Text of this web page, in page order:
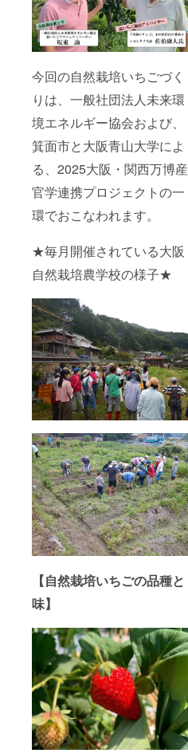
今回の自然栽培いちごづく
りは、一般社団法人未来環
境エネルギー協会および、
箕面市と大阪青山大学によ
る、2025大阪・関西万博産
官学連携プロジェクトの一
環でおこなわれます。
★毎月開催されている大阪
自然栽培農学校の様子★
【自然栽培いちごの品種と
味】